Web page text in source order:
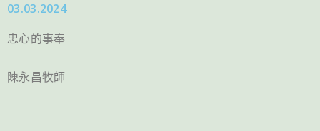
播
放
03.03.2024
忠心的事奉
陳永昌牧師